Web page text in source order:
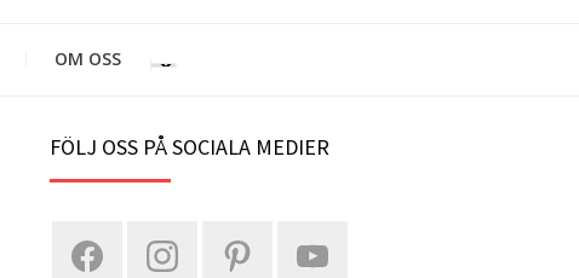
OM OSS
FÖLJ OSS PÅ SOCIALA MEDIER